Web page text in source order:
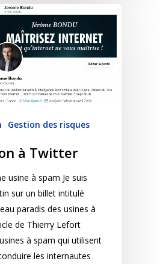
Gestion des risques
à Twitter
usine à spam Je suis
sur un billet intitulé
paradis des usines à
de Thierry Lefort
à spam qui utilisent
les internautes